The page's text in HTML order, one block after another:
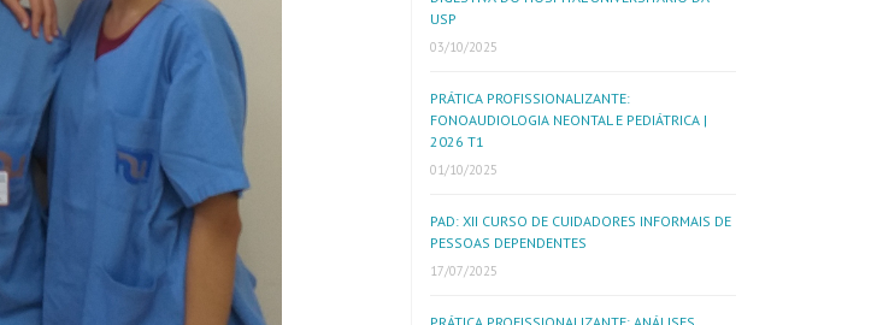
USP
03/10/2025
PRÁTICA PROFISSIONALIZANTE:
FONOAUDIOLOGIA NEONTAL E PEDIÁTRICA |
2026 T1
01/10/2025
PAD: XII CURSO DE CUIDADORES INFORMAIS DE
PESSOAS DEPENDENTES
17/07/2025